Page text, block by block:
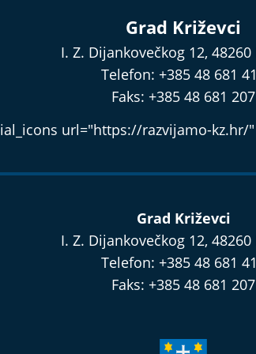
Grad Križevci
I. Z. Dijankovečkog 12, 48260
Telefon: +385 48 681
Faks: +385 48 681 207
url="https://razvijamo-kz.hr/
Grad Križevci
I. Z. Dijankovečkog 12, 48260
Telefon: +385 48 681
Faks: +385 48 681 207